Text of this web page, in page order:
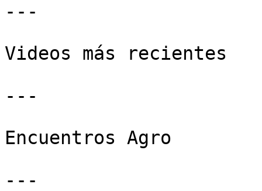
---
Videos más recientes
---
Encuentros Agro
---